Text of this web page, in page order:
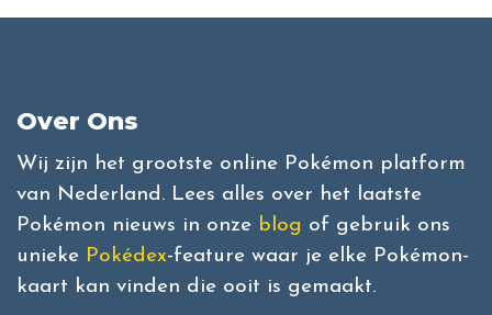
Over Ons
Wij zijn het grootste online Pokémon platform
van Nederland. Lees alles over het laatste
Pokémon nieuws in onze blog of gebruik ons
unieke Pokédex-feature waar je elke Pokémon-
kaart kan vinden die ooit is gemaakt.